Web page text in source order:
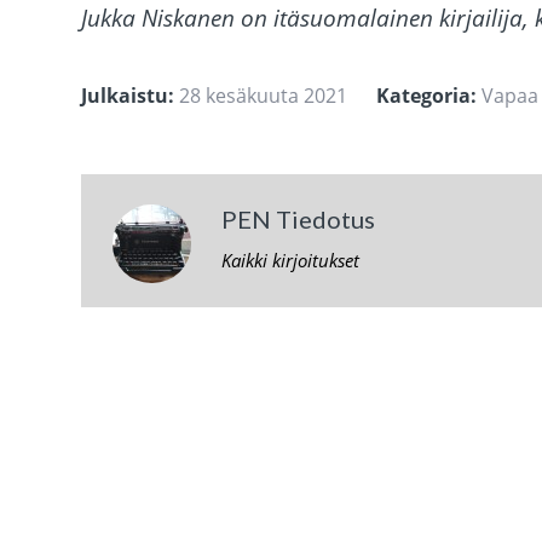
Jukka Niskanen on itäsuomalainen kirjailija,
Julkaistu: 28 kesäkuuta 2021 Kategoria:
PEN Tiedotus
Kaikki kirjoitukset